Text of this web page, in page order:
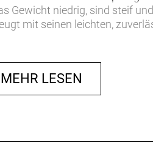
Gewicht niedrig, sind steif
mit seinen leichten,
das für alle mit einer
die der Markt derzeit
MEHR LESEN